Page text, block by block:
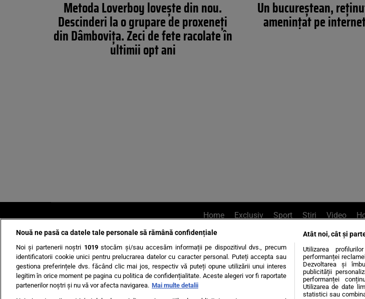
Metoda Loverboy lovește din nou.
Descinderi la o grupare de proxeneți
din Dâmbovița. Zeci de fete racolate în
ultimii opt ani
Un bucureștean,
amenințat pe
Home Exclusiv Sport Știri Video
AI UN PONT? Scrie-ne pe Whatsapp, sună la
Știri interne Știri externe
Nouă ne pasă ca datele tale personale să rămână confidențiale
Noi și partenerii noștri 1019stocăm și/sau accesăm informații pe dispozitivul dvs., precum
identificatorii cookie unici pentru prelucrarea datelor cu caracter personal. Puteți accepta sau
gestiona preferințele dvs. făcând clic mai jos, respectiv vă puteți opune utilizării unui interes
legitim în orice moment pe pagina cu politica de confidențialitate. Aceste alegeri vor fi raportate
partenerilor noștri și nu vă vor afecta navigarea. Mai multe detalii
Atât noi, cât și
Utilizarea
performanței
Dezvoltarea și
publicității
performanței
Utilizarea de date
statistici sau